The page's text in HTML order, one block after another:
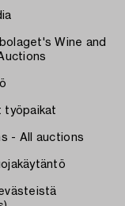
Wine and
työpaikat
- All auctions